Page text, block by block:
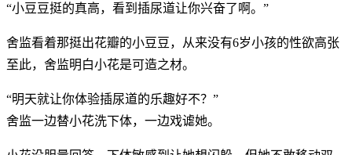
“小豆豆挺的真高，看到插尿道让你兴奋了啊。”
舍监看着那挺出花瓣的小豆豆，从来没有6岁小孩的性欲高张
至此，舍监明白小花是可造之材。
“明天就让你体验插尿道的乐趣好不？”
舍监一边替小花洗下体，一边戏谑她。